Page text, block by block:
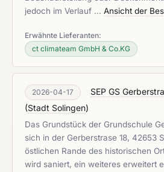
jedoch im Verlauf … Ansicht der
Erwähnte Lieferanten:
ct climateam GmbH & Co.KG
2026-04-17
SEP GS
(Stadt Solingen)
Das Grundstück der Grundschule
sich in der Gerberstrase 18, 42653
östlichen Rande des historischen
wird saniert, ein weiteres erweitert